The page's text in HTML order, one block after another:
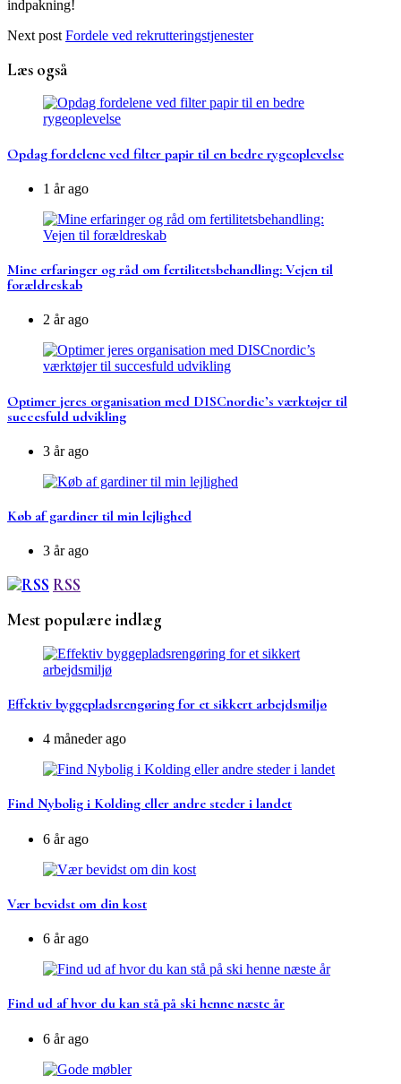
indpakning!
Next post Fordele ved rekrutteringstjenester
Læs også
Opdag fordelene ved filter papir til en bedre rygeoplevelse
1 år ago
Mine erfaringer og råd om fertilitetsbehandling: Vejen til
forældreskab
2 år ago
Optimer jeres organisation med DISCnordic’s værktøjer til
succesfuld udvikling
3 år ago
Køb af gardiner til min lejlighed
3 år ago
RSS
Mest populære indlæg
Effektiv byggepladsrengøring for et sikkert arbejdsmiljø
4 måneder ago
Find Nybolig i Kolding eller andre steder i landet
6 år ago
Vær bevidst om din kost
6 år ago
Find ud af hvor du kan stå på ski henne næste år
6 år ago